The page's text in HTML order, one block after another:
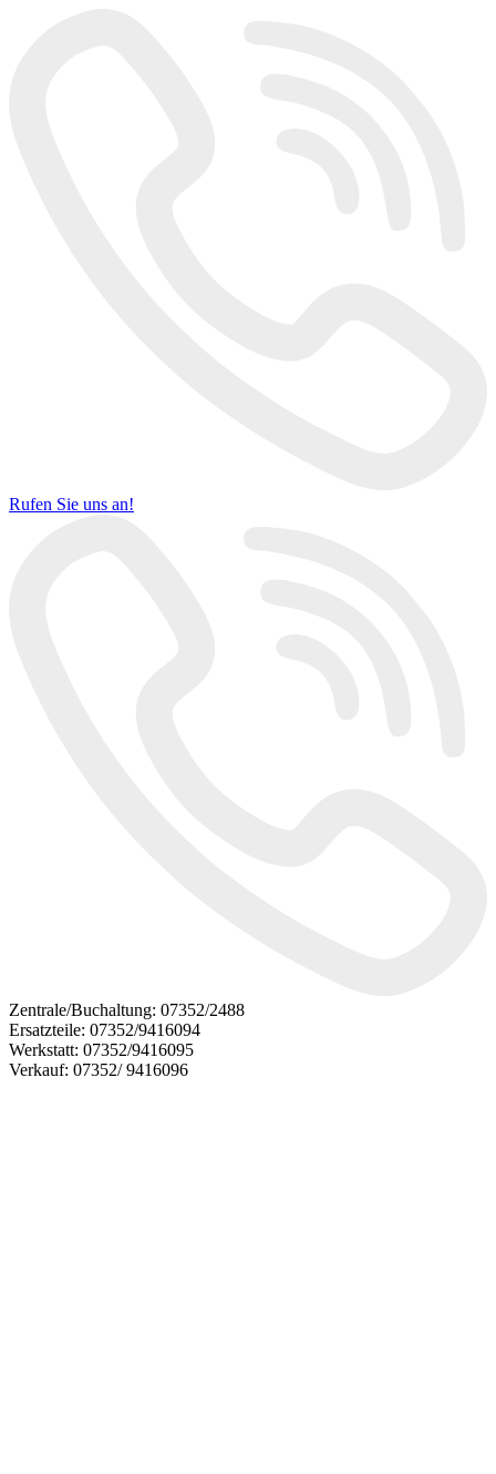
Rufen Sie uns an!
Zentrale/Buchaltung: 07352/2488
Ersatzteile: 07352/9416094
Werkstatt: 07352/9416095
Verkauf: 07352/ 9416096